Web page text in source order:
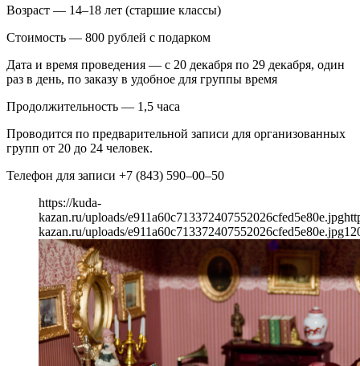
Возраст — 14–18 лет (старшие классы)
Стоимость — 800 рублей с подарком
Дата и время проведения — с 20 декабря по 29 декабря, один
раз в день, по заказу в удобное для группы время
Продолжительность — 1,5 часа
Проводится по предварительной записи для организованных
групп от 20 до 24 человек.
Телефон для записи +7 (843) 590–00–50
https://kuda-
kazan.ru/uploads/e911a60c713372407552026cfed5e80e.jpg
kazan.ru/uploads/e911a60c713372407552026cfed5e80e.jpg